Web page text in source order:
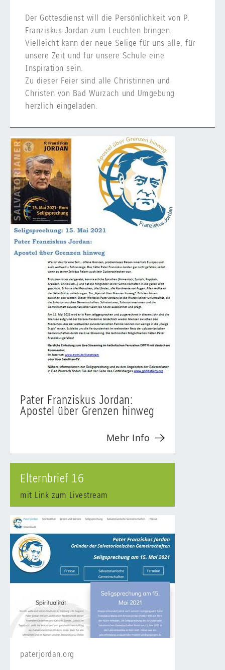
Der Gottesdienst will die Persönlichkeit von P.
Franziskus Jordan zum Leuchten bringen.
Vielleicht kann der neue Selige für uns alle, für
unsere Zeit und für unsere Schule eine
Inspiration sein.
Zu dieser Feier sind alle Christinnen und
Christen von Bad Wurzach und Umgebung
herzlich eingeladen.
Pater Franziskus Jordan:
Apostel über Grenzen hinweg
Mehr Info
Elternbrief 16
mit Link zum Livestream
paterjordan.org